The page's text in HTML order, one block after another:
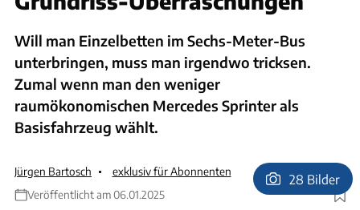
Will man Einzelbetten im Sechs-Meter-Bus
unterbringen, muss man irgendwo tricksen.
Zumal wenn man den weniger
raumökonomischen Mercedes Sprinter als
Basisfahrzeug wählt.
Jürgen Bartosch
exklusiv für Abonnenten
Veröffentlicht am 06.01.2025
Foto: Ingolf Pompe
28 Bilder